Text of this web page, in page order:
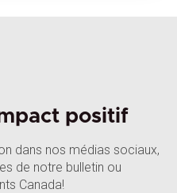
positif
dans nos médias sociaux,
de notre bulletin ou
Canada!